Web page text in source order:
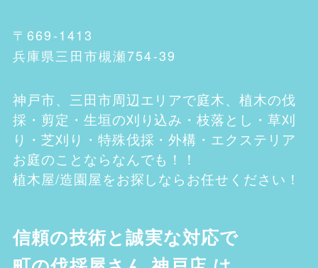
〒669-1413
兵庫県三田市槻瀬754-39
神戸市、三田市周辺エリアで庭木、植木の伐
採・剪定・生垣の刈り込み・枝落とし・草刈
り・芝刈り・特殊伐採・外構・エクステリア
お庭のことならなんでも！！
植木屋/造園屋をお探しならお任せください！
信頼の技術と誠実な対応で